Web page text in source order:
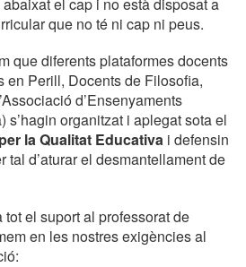
que no té ni cap ni peus.
que diferents plataformes docents
en Perill, Docents de Filosofia,
d’Ensenyaments
s’hagin organitzat i aplegat sota el
la Qualitat Educativa i defensin
tal d’aturar el desmantellament de
el suport al professorat de
en les nostres exigències al